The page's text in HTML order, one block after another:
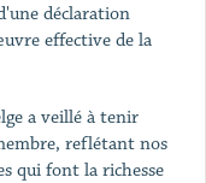
déclaration
effective de la
a veillé à tenir
reflétant nos
qui font la richesse